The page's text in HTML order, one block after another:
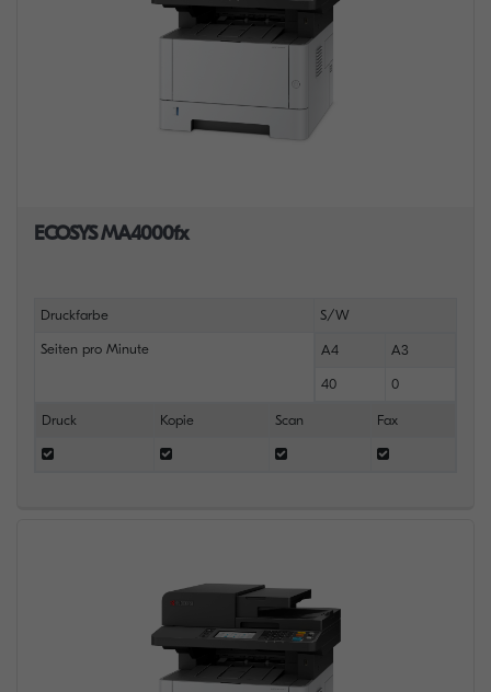
ECOSYS MA4000fx
Druckfarbe S/W
Seiten pro Minute A4 A3
40 0
Druck Kopie Scan Fax